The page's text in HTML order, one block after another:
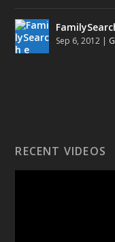
Sep 6, 2012 |
RECENT VIDEOS